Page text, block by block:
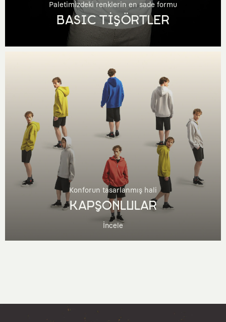
Paletimizdeki renklerin en sade formu
BASIC TİŞÖRTLER
Konforun tasarlanmış hali
KAPŞONLULAR
İncele